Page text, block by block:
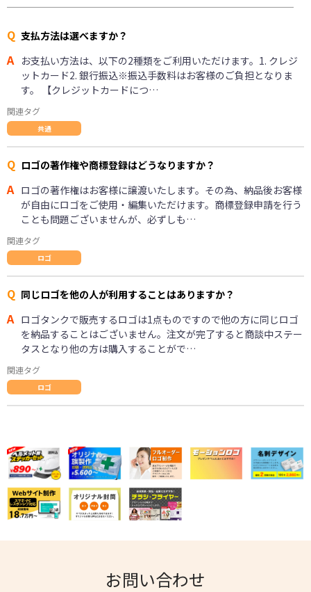
Q 支払方法は選べますか？
A お支払い方法は、以下の2種類をご利用いただけます。1. クレジ
ットカード2. 銀行振込※振込手数料はお客様のご負担となりま
す。 【クレジットカードにつ…
関連タグ
共通
Q ロゴの著作権や商標登録はどうなりますか？
A ロゴの著作権はお客様に譲渡いたします。その為、納品後お客様
が自由にロゴをご使用・編集いただけます。商標登録申請を行う
ことも問題ございませんが、必ずしも…
関連タグ
ロゴ
Q 同じロゴを他の人が利用することはありますか？
A ロゴタンクで販売するロゴは1点ものですので他の方に同じロゴ
を納品することはございません。注文が完了すると商談中ステー
タスとなり他の方は購入することがで…
関連タグ
ロゴ
お問い合わせ